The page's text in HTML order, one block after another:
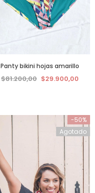
Panty bikini hojas amarillo
$81.200,00 $29.900,00
-50%
Agotado